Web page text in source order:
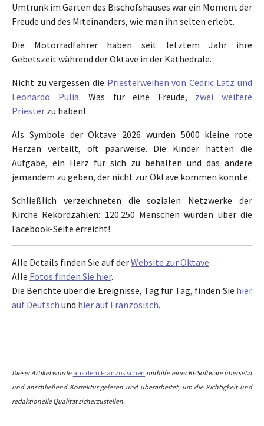
Umtrunk im Garten des Bischofshauses war ein Moment der
Freude und des Miteinanders, wie man ihn selten erlebt.
Die Motorradfahrer haben seit letztem Jahr ihre
Gebetszeit während der Oktave in der Kathedrale.
Nicht zu vergessen die Priesterweihen von Cedric Latz und
Leonardo Pulia. Was für eine Freude, zwei weitere
Priester zu haben!
Als Symbole der Oktave 2026 wurden 5000 kleine rote
Herzen verteilt, oft paarweise. Die Kinder hatten die
Aufgabe, ein Herz für sich zu behalten und das andere
jemandem zu geben, der nicht zur Oktave kommen konnte.
Schließlich verzeichneten die sozialen Netzwerke der
Kirche Rekordzahlen: 120.250 Menschen wurden über die
Facebook-Seite erreicht!
Alle Details finden Sie auf derWebsite zur Oktave.
Alle Fotos finden Sie hier.
Die Berichte über die Ereignisse, Tag für Tag, finden Sie hier
auf Deutsch und hier auf Französisch.
Dieser Artikel wurde aus dem Französischen mithilfe einer KI-Software übersetzt
und anschließend Korrektur gelesen und überarbeitet, um die Richtigkeit und
redaktionelle Qualität sicherzustellen.